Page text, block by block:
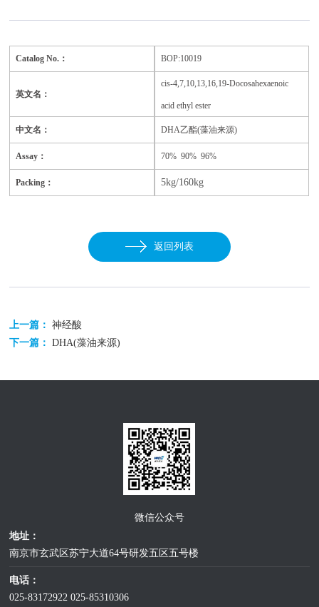
Catalog No.： BOP:10019
英文名：
cis-4,7,10,13,16,19-Docosahexaenoic
acid ethyl ester
中文名： DHA乙酯(藻油来源)
Assay： 70% 90% 96%
Packing： 5kg/160kg
返回列表
上一篇：神经酸
下一篇：DHA(藻油来源)
微信公众号
地址：
南京市玄武区苏宁大道64号研发五区五号楼
电话：
025-83172922025-85310306